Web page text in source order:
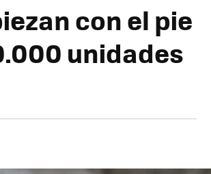
con el pie
unidades